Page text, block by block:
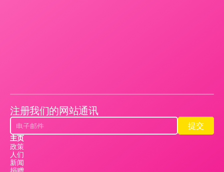
注册我们的网站通讯
提交
提交
主页
政策
人们
新闻